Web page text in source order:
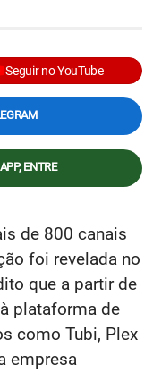
Seguir no YouTube
ENTRE
de 800 canais
foi revelada no
que a partir de
plataforma de
como Tubi, Plex
empresa